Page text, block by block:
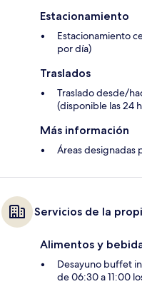
Estacionamiento
Estacionamiento
por día)
Traslados
Traslado desde/
(disponible las 24
Más información
Áreas designadas
Servicios de la
Alimentos y
Desayuno buffet
de 06:30 a 11:00